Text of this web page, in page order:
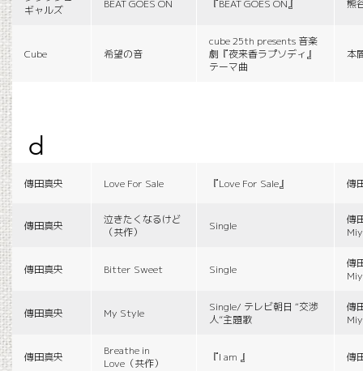
ギャルズ
BEAT GOES ON 『BEAT GOES ON』 熊
Cube 希望の音
cube 25th presents 音楽
劇『夜来香ラプソディ』
テーマ曲
本
d
傳田真央 Love For Sale 『Love For Sale』 傳
傳田真央
泣きたくなるけど
（共作）
Single
傳
傳田真央 Bitter Sweet Single
傳
傳田真央 My Style
Single/ テレビ朝日 “交渉
人”主題歌
傳
傳田真央
Breathe in
Love（共作）
『I am 』 傳